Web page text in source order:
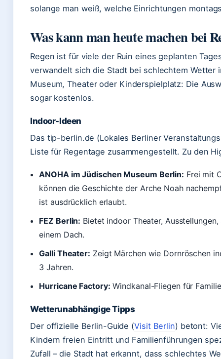
solange man weiß, welche Einrichtungen
Was kann man heute machen bei
Regen ist für viele der Ruin eines geplanten
verwandelt sich die Stadt bei schlechtem Wetter
Museum, Theater oder Kinderspielplatz: Die
sogar kostenlos.
Indoor-Ideen
Das tip-berlin.de (Lokales Berliner
Liste für Regentage zusammengestellt. Zu den
ANOHA im Jüdischen Museum Berlin: Frei mit
können die Geschichte der Arche Noah
ist ausdrücklich erlaubt.
FEZ Berlin: Bietet indoor Theater,
einem Dach.
Galli Theater: Zeigt Märchen wie Dornröschen
3 Jahren.
Hurricane Factory: Windkanal-Fliegen für
Wetterunabhängige Tipps
Der offizielle Berlin-Guide (Visit Berlin) betont:
Kindern freien Eintritt und Familienführungen
Zufall – die Stadt hat erkannt, dass schlechtes